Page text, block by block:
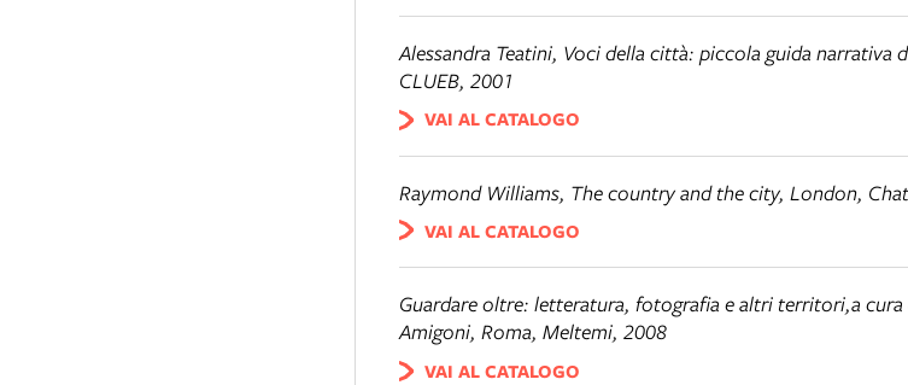
Alessandra Teatini, Voci della città: piccola guida narrativa
CLUEB, 2001
VAI AL CATALOGO
Raymond Williams, The country and the city, London,
VAI AL CATALOGO
Guardare oltre: letteratura, fotografia e altri territori,a
Amigoni, Roma, Meltemi, 2008
VAI AL CATALOGO